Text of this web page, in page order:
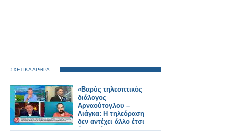
ΣΧΕΤΙΚΑ ΑΡΘΡΑ
«Βαρύς τηλεοπτικός
διάλογος
Αρναούτογλου –
Λιάγκα: Η τηλεόραση
δεν αντέχει άλλο έτσι
όπως είναι